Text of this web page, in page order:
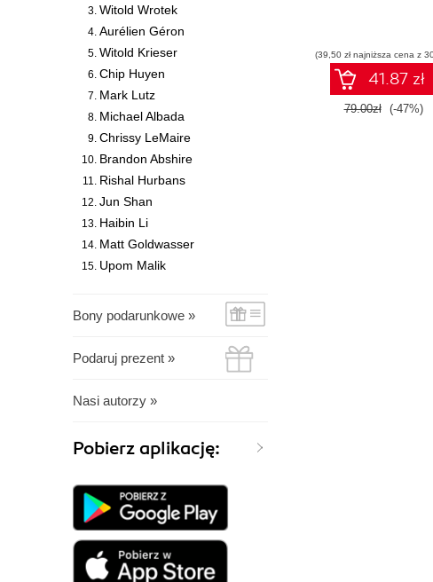
Witold Wrotek
Aurélien Géron
Witold Krieser
Chip Huyen
Mark Lutz
Michael Albada
Chrissy LeMaire
Brandon Abshire
Rishal Hurbans
Jun Shan
Haibin Li
Matt Goldwasser
Upom Malik
Bony podarunkowe »
Podaruj prezent »
Nasi autorzy »
Pobierz aplikację:
(39,50 zł najniższa cena z
41.87 zł
79.00zł (-47%)